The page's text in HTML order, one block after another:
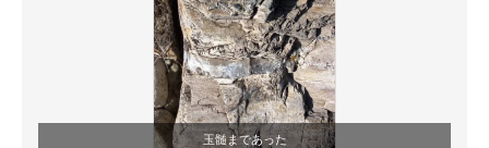
玉髄まであった